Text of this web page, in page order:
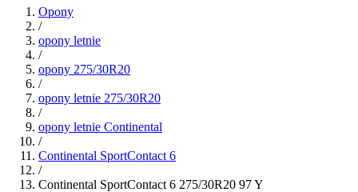
Opony
/
opony letnie
/
opony 275/30R20
/
opony letnie 275/30R20
/
opony letnie Continental
/
Continental SportContact 6
/
Continental SportContact 6 275/30R20 97 Y